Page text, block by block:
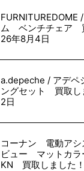
FURNITUREDOME
ム ベンチチェア
26年8月4日
a.depeche / アデ
ングセット 買取
2日
コーナン 電動ア
ビュー マットカ
KN 買取しました